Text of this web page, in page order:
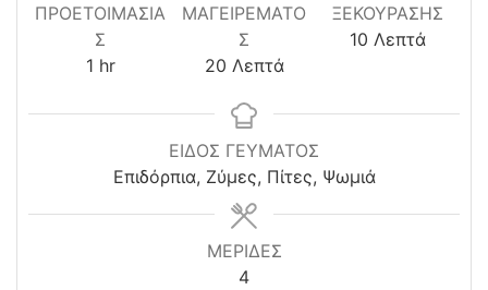
ΠΡΟΕΤΟΙΜΑΣΊΑ
Σ
1hour
hr
ΜΑΓΕΙΡΕΜΑΤΟ
Σ
20minutes
Λεπτά
ΞΕΚΟΎΡΑΣΗΣ
10 minutes
Λεπτά
ΕΙΔΟΣ ΓΕΥΜΑΤΟΣ
Επιδόρπια, Ζύμες, Πίτες, Ψωμιά
ΜΕΡΙΔΕΣ
4